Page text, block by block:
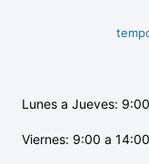
Lunes a Jueves:
Viernes: 9:00 a